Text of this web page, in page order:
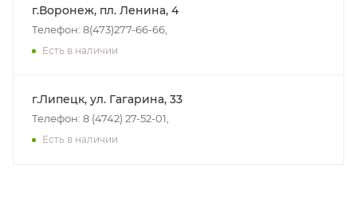
г.Воронеж, пл. Ленина, 4
Телефон: 8(473)277-66-66,
Есть в наличии
г.Липецк, ул. Гагарина, 33
Телефон: 8 (4742) 27-52-01,
Есть в наличии